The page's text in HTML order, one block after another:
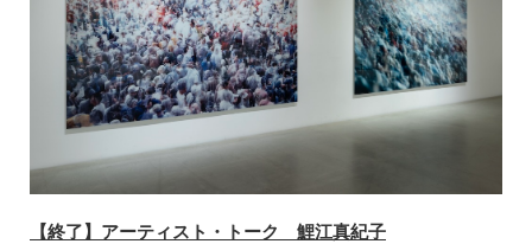
【終了】アーティスト・トーク 鯉江真紀子